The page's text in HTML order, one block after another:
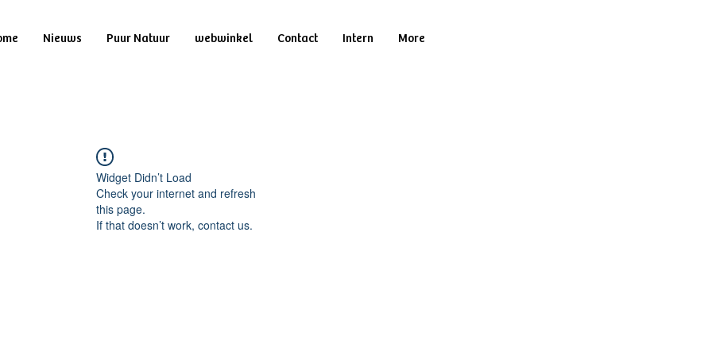
Nieuws Puur Natuur webwinkel Contact Intern More
Widget Didn’t Load
Check your internet and refresh
this page.
If that doesn’t work, contact us.